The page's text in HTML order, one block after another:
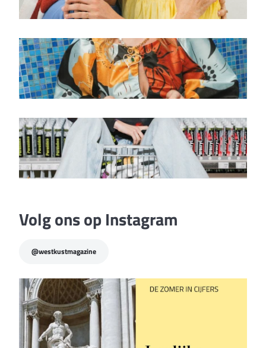
lente-editie 2024
Jobspecial
maart-editie 2024
Bouwspecial
Volg ons op Instagram
@westkustmagazine